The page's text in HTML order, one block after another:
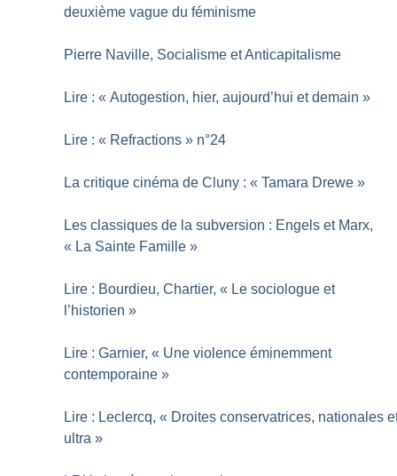
deuxième vague du féminisme
Pierre Naville, Socialisme et Anticapitalisme
Lire : « Autogestion, hier, aujourd’hui et demain »
Lire : « Refractions » n°24
La critique cinéma de Cluny : « Tamara Drewe »
Les classiques de la subversion : Engels et Marx,
« La Sainte Famille »
Lire : Bourdieu, Chartier, « Le sociologue et
l’historien »
Lire : Garnier, « Une violence éminemment
contemporaine »
Lire : Leclercq, « Droites conservatrices, nationales
ultra »